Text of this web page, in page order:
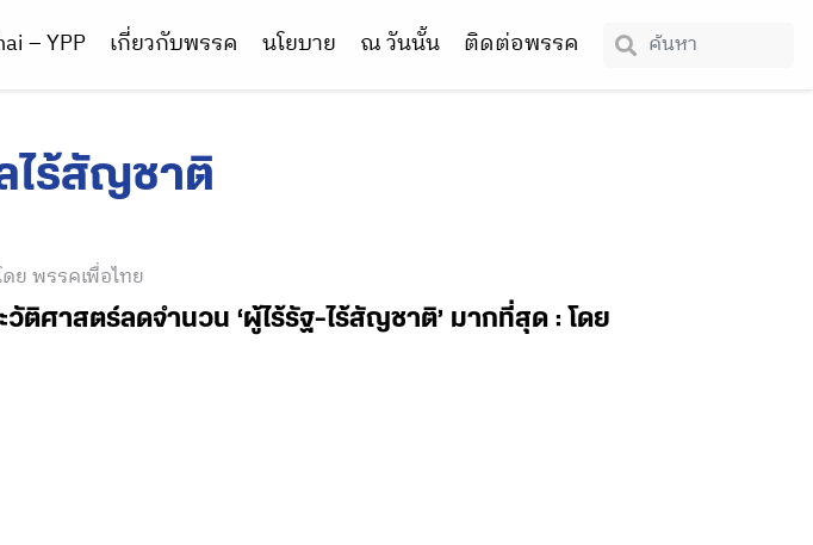
– YPP เกี่ยวกับพรรค นโยบาย ณ วันนั้น ติดต่อพรรค
ไร้สัญชาติ
ดย พรรคเพื่อไทย
ะวัติศาสตร์ลดจำนวน ‘ผู้ไร้รัฐ-ไร้สัญชาติ’ มากที่สุด : โดย